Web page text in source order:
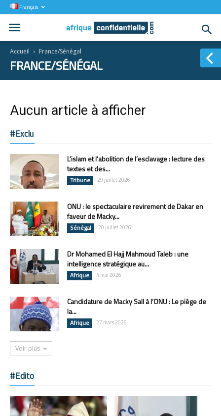
Français
Accueil France/Sénégal
FRANCE/SÉNÉGAL
Aucun article à afficher
#Exclu
L’islam et l’abolition de l’esclavage : lecture des
textes et des...
Tribune 29 juillet 2026
ONU : le spectaculaire revirement de Dakar en
faveur de Macky...
Sénégal 20 juillet 2026
Dr Mohamed El Hajj Mahmoud Taleb : une
intelligence stratégique au...
Afrique 4 mai 2026
Candidature de Macky Sall à l’ONU : Le piège de
la...
Afrique 27 mars 2026
Voir plus
#Edito